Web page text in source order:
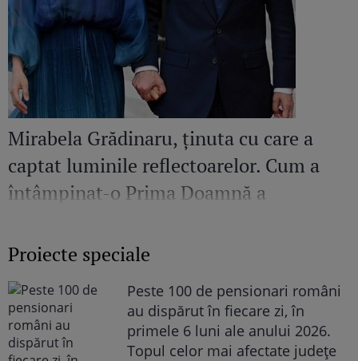
Mirabela Grădinaru, ținuta cu care a
captat luminile reflectoarelor. Cum a
întâmpinat-o Prima Doamnă a
Proiecte speciale
Peste 100 de pensionari români
au dispărut în fiecare zi, în
primele 6 luni ale anului 2026.
Topul celor mai afectate județe